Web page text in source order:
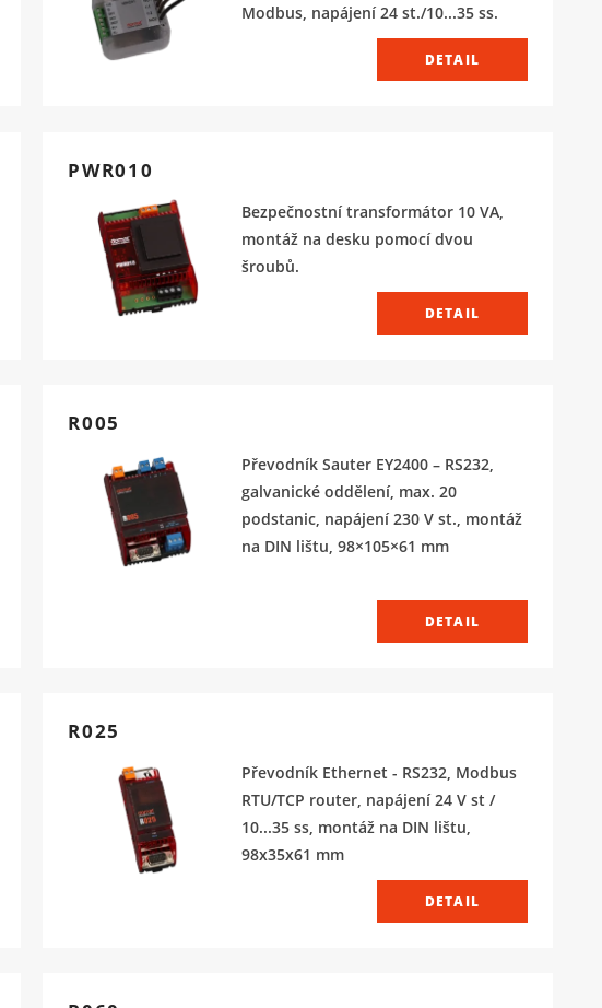
Modbus, napájení 24 st./10...35 ss.
DETAIL
PWR010
Bezpečnostní transformátor 10 VA,
montáž na desku pomocí dvou
šroubů.
DETAIL
R005
Převodník Sauter EY2400 – RS232,
galvanické oddělení, max. 20
podstanic, napájení 230 V st., montáž
na DIN lištu, 98×105×61 mm
DETAIL
R025
Převodník Ethernet - RS232, Modbus
RTU/TCP router, napájení 24 V st /
10...35 ss, montáž na DIN lištu,
98x35x61 mm
DETAIL